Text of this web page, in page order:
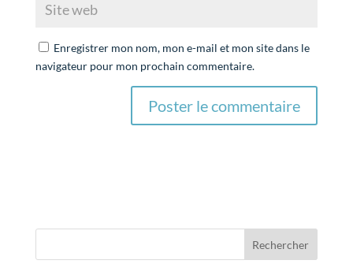
Enregistrer mon nom, mon e-mail et mon site dans le
navigateur pour mon prochain commentaire.